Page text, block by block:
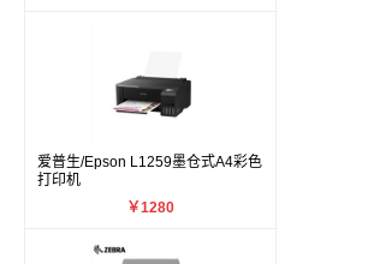
爱普生/Epson L1259墨仓式A4彩色
打印机
￥1280